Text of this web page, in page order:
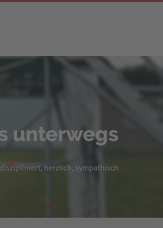
unterwegs
herzlich, sympathisch